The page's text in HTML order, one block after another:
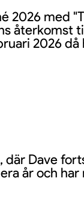
med
återkomst
2026
där Dave
år och